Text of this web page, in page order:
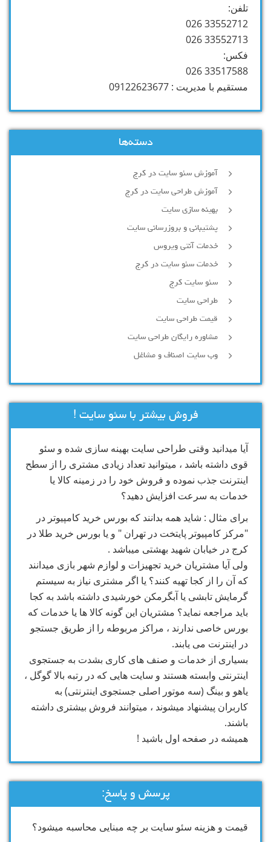
تلفن:
33552712 026
33552713 026
فکس:
33517588 026
مستقیم با مدیریت : 09122623677
دسته‌ها
آموزش سئو سایت در کرج
آموزش طراحی سایت در کرج
بهینه سازی سایت
پشتیبانی و بروزرسانی سایت
خدمات آنتی ویروس
خدمات سئو سایت در کرج
سئو سایت کرج
طراحی سایت
قیمت طراحی سایت
مشاوره رایگان طراحی سایت
وب سایت اصناف و مشاغل
فروش بیشتر با سئو سایت !
آیا میدانید وقتی طراحی سایت بهینه سازی شده و سئو
قوی داشته باشد ، میتوانید تعداد زیادی مشتری را از سطح
اینترنت جذب نموده و فروش خود را در زمینه کالا یا
خدمات به سرعت افزایش دهید؟
برای مثال : شاید همه بدانند که بورس خرید کامپیوتر در
"مرکز کامپیوتر پایتخت در تهران " و یا بورس خرید طلا در
کرج در خیابان شهید بهشتی میباشد .
ولی آیا مشتریان خرید تجهیزات و لوازم شهر بازی میدانند
که آن را از کجا تهیه کنند؟ یا اگر مشتری نیاز به سیستم
گرمایش تابشی یا آبگرمکن خورشیدی داشته باشد به کجا
باید مراجعه نماید؟ مشتریان این گونه کالا ها یا خدمات که
بورس خاصی ندارند ، مراکز مربوطه را از طریق جستجو
در اینترنت می یابند.
بسیاری از خدمات و صنف های کاری بشدت به جستجوی
اینترنتی وابسته هستند و سایت هایی که در رتبه بالا گوگل ،
یاهو و بینگ (سه موتور اصلی جستجوی اینترنتی) به
کاربران پیشنهاد میشوند ، میتوانند فروش بیشتری داشته
باشند.
همیشه در صفحه اول باشید !
پرسش و پاسخ:
قیمت و هزینه سئو سایت بر چه مبنایی محاسبه میشود؟